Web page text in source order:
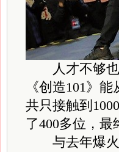
人才不够也
《创造101》
共只接触到
了400多位，
与去年爆火